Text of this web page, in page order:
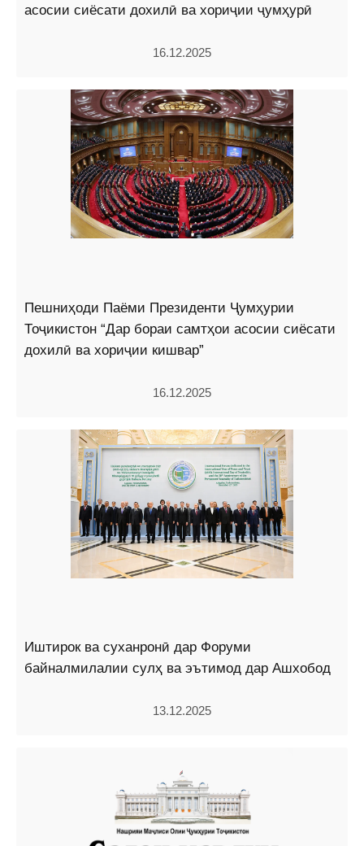
асосии сиёсати дохилӣ ва хориҷии ҷумҳурӣ
16.12.2025
Пешниҳоди Паёми Президенти Ҷумҳурии
Тоҷикистон “Дар бораи самтҳои асосии сиёсати
дохилӣ ва хориҷии кишвар”
16.12.2025
Иштирок ва суханронӣ дар Форуми
байналмилалии сулҳ ва эътимод дар Ашхобод
13.12.2025